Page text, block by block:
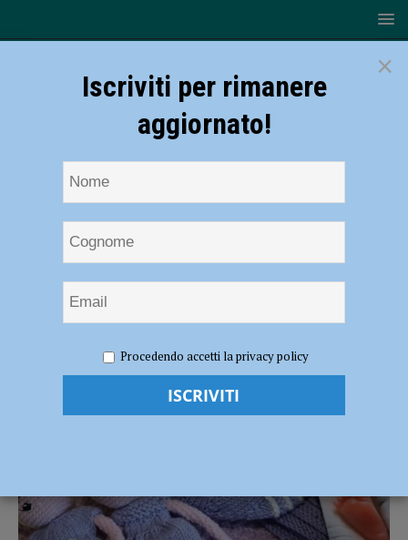
Giornata del prematuro
×
Iscriviti per rimanere
aggiornato!
Procedendo accetti la privacy policy